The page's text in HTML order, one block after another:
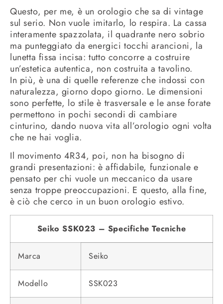
Questo, per me, è un orologio che sa di vintage
sul serio. Non vuole imitarlo, lo respira. La cassa
interamente spazzolata, il quadrante nero sobrio
ma punteggiato da energici tocchi arancioni, la
lunetta fissa incisa: tutto concorre a costruire
un’estetica autentica, non costruita a tavolino.
In più, è una di quelle referenze che indossi con
naturalezza, giorno dopo giorno. Le dimensioni
sono perfette, lo stile è trasversale e le anse forate
permettono in pochi secondi di cambiare
cinturino, dando nuova vita all’orologio ogni volta
che ne hai voglia.
Il movimento 4R34, poi, non ha bisogno di
grandi presentazioni: è affidabile, funzionale e
pensato per chi vuole un meccanico da usare
senza troppe preoccupazioni. E questo, alla fine,
è ciò che cerco in un buon orologio estivo.
Seiko SSK023 – Specifiche Tecniche
Marca Seiko
Modello SSK023